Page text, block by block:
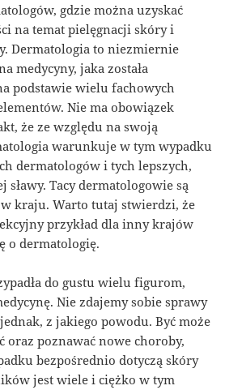
gdzie można uzyskać
na temat pielęgnacji skóry i
Dermatologia to niezmiernie
medycyny, jaka została
podstawie wielu fachowych
Nie ma obowiązek
że ze względu na swoją
warunkuje w tym wypadku
dermatologów i tych lepszych,
sławy. Tacy dermatologowie są
kraju. Warto tutaj stwierdzi, że
przykład dla inny krajów
o dermatologię.
do gustu wielu figurom,
Nie zdajemy sobie sprawy
z jakiego powodu. Być może
oraz poznawać nowe choroby,
bezpośrednio dotyczą skóry
jest wiele i ciężko w tym